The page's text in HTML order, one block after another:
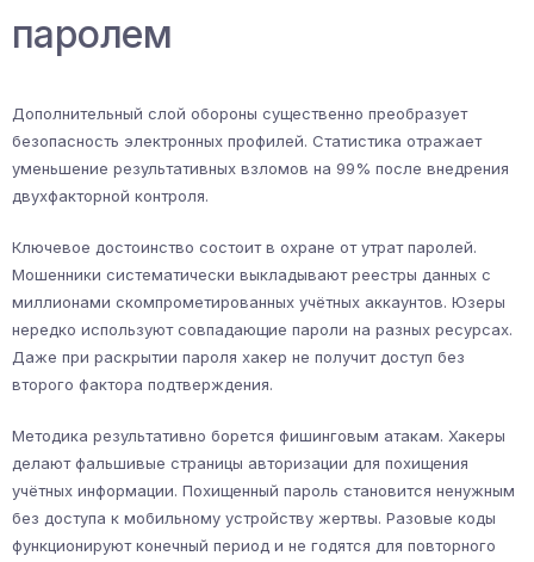
паролем
Дополнительный слой обороны существенно преобразует
безопасность электронных профилей. Статистика отражает
уменьшение результативных взломов на 99% после внедрения
двухфакторной контроля.
Ключевое достоинство состоит в охране от утрат паролей.
Мошенники систематически выкладывают реестры данных с
миллионами скомпрометированных учётных аккаунтов. Юзеры
нередко используют совпадающие пароли на разных ресурсах.
Даже при раскрытии пароля хакер не получит доступ без
второго фактора подтверждения.
Методика результативно борется фишинговым атакам. Хакеры
делают фальшивые страницы авторизации для похищения
учётных информации. Похищенный пароль становится ненужным
без доступа к мобильному устройству жертвы. Разовые коды
функционируют конечный период и не годятся для повторного